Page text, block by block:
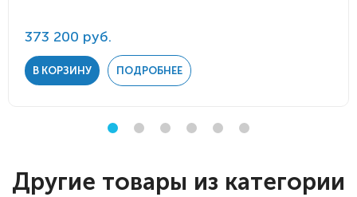
373 200 руб.
В КОРЗИНУ ПОДРОБНЕЕ
Другие товары из категории